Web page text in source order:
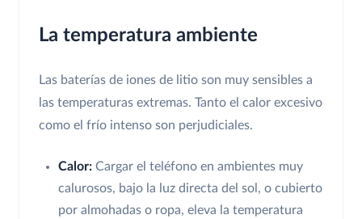
La temperatura ambiente
Las baterías de iones de litio son muy sensibles a
las temperaturas extremas. Tanto el calor excesivo
como el frío intenso son perjudiciales.
Calor: Cargar el teléfono en ambientes muy
calurosos, bajo la luz directa del sol, o cubierto
por almohadas o ropa, eleva la temperatura